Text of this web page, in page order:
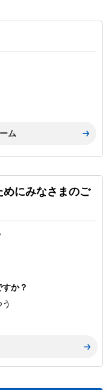
めにみなさまのご
か？